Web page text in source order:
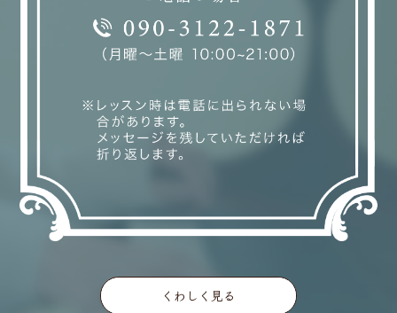
くわしく見る